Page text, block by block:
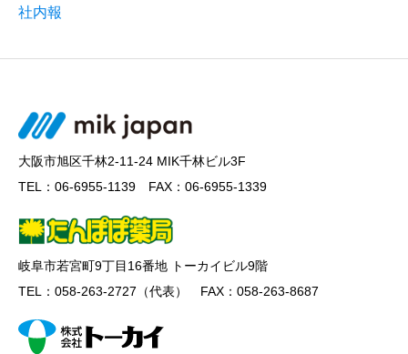
社内報
大阪市旭区千林2-11-24 MIK千林ビル3F
TEL：06-6955-1139 FAX：06-6955-1339
岐阜市若宮町9丁目16番地 トーカイビル9階
TEL：058-263-2727（代表） FAX：058-263-8687